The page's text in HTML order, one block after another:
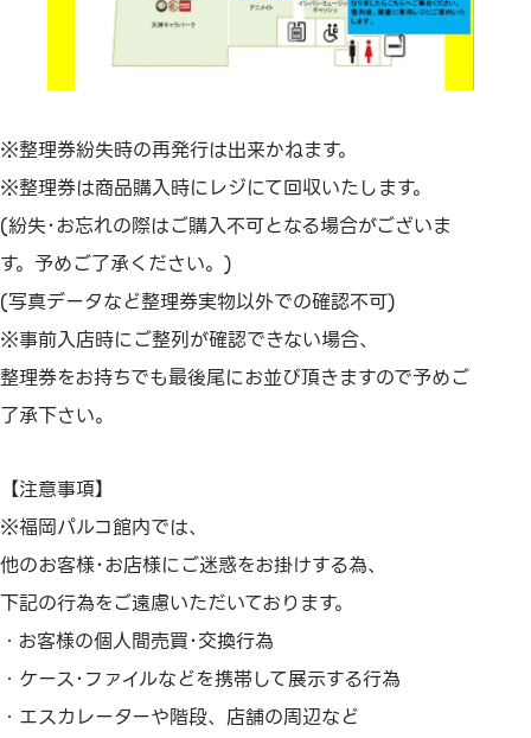
※整理券紛失時の再発行は出来かねます。
※整理券は商品購入時にレジにて回収いたします。
(紛失･お忘れの際はご購入不可となる場合がございま
す。予めご了承ください。)
(写真データなど整理券実物以外での確認不可)
※事前入店時にご整列が確認できない場合、
整理券をお持ちでも最後尾にお並び頂きますので予めご
了承下さい。
【注意事項】
※福岡パルコ館内では、
他のお客様･お店様にご迷惑をお掛けする為、
下記の行為をご遠慮いただいております。
・お客様の個人間売買･交換行為
・ケース･ファイルなどを携帯して展示する行為
・エスカレーターや階段、店舗の周辺など